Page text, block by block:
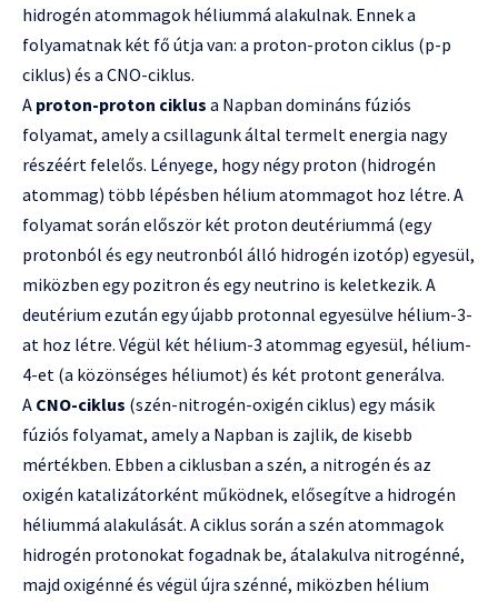
hidrogén atommagok héliummá alakulnak. Ennek a
folyamatnak két fő útja van: a proton-proton ciklus (p-p
ciklus) és a CNO-ciklus.
A proton-proton ciklus a Napban domináns fúziós
folyamat, amely a csillagunk által termelt energia nagy
részéért felelős. Lényege, hogy négy proton (hidrogén
atommag) több lépésben hélium atommagot hoz létre. A
folyamat során először két proton deutériummá (egy
protonból és egy neutronból álló hidrogén izotóp) egyesül,
miközben egy pozitron és egy neutrino is keletkezik. A
deutérium ezután egy újabb protonnal egyesülve hélium-3-
at hoz létre. Végül két hélium-3 atommag egyesül, hélium-
4-et (a közönséges héliumot) és két protont generálva.
A CNO-ciklus (szén-nitrogén-oxigén ciklus) egy másik
fúziós folyamat, amely a Napban is zajlik, de kisebb
mértékben. Ebben a ciklusban a szén, a nitrogén és az
oxigén katalizátorként működnek, elősegítve a hidrogén
héliummá alakulását. A ciklus során a szén atommagok
hidrogén protonokat fogadnak be, átalakulva nitrogénné,
majd oxigénné és végül újra szénné, miközben hélium